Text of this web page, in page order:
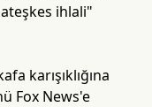
ateşkes ihlali"
karışıklığına
Fox News'e